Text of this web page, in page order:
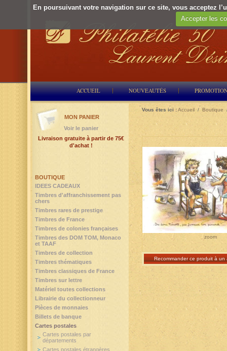
En poursuivant votre navigation sur ce site, vous acceptez
Accepter les
ACCUEIL NOUVEAUTÉS
Vous êtes ici :Accueil / Boutique
zoom
Recommander ce produit à un
BOUTIQUE
IDEES CADEAUX
Timbres d'affranchissement pas
chers
Timbres rares de prestige
Timbres de France
Timbres de colonies françaises
Timbres des DOM TOM, Monaco
et TAAF
Timbres de collection
Timbres thématiques
Timbres classiques de France
Timbres sur lettre
Matériel toutes collections
Librairie du collectionneur
Pièces de monnaies
Billets de banque
Cartes postales
Cartes postales par
départements
Cartes postales étrangères
MON PANIER
Voir le panier
Livraison gratuite à partir de 75€
d'achat !